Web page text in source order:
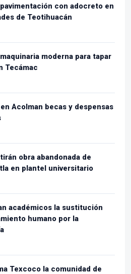
con adocreto en
de Teotihuacán
moderna para tapar
Tecámac
Acolman becas y despensas
obra abandonada de
en plantel universitario
académicos la sustitución
humano por la
Texcoco la comunidad de